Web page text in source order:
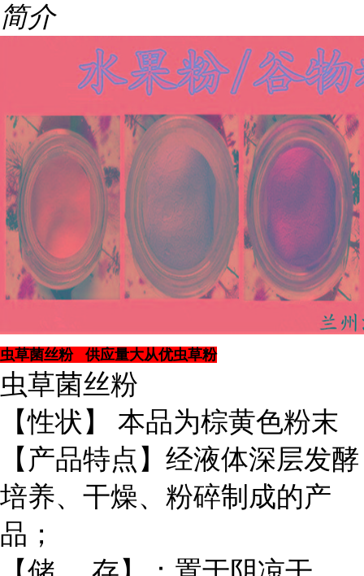
简介
虫草菌丝粉 供应量大从优虫草粉
虫草菌丝粉
【性状】 本品为棕黄色粉末
【产品特点】经液体深层发酵
培养、干燥、粉碎制成的产
品；